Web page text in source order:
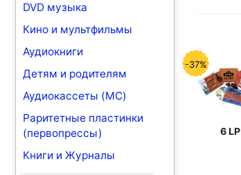
DVD музыка
Кино и мультфильмы
Аудиокниги
Детям и родителям
Аудиокассеты (MC)
Раритетные пластинки
(первопрессы)
Книги и Журналы
-37%
6 LP